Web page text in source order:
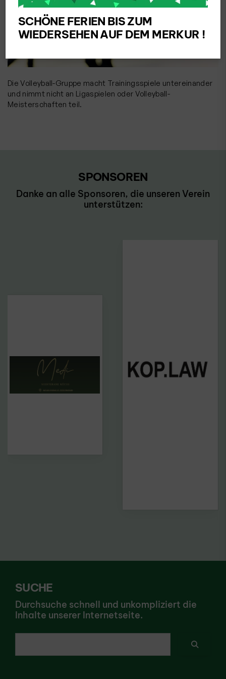
Die Volleyball-Gruppe macht Trainingsspiele untereinander
und nimmt nicht an Ligaspielen oder Volleyball-
Meisterschaften teil.
SPONSOREN
Danke an alle Sponsoren, die unseren Verein
unterstützen:
SUCHE
Durchsuche schnell und unkompliziert die
Inhalte unserer Internetseite.
SCHÖNE FERIEN BIS ZUM
WIEDERSEHEN AUF DEM MERKUR !